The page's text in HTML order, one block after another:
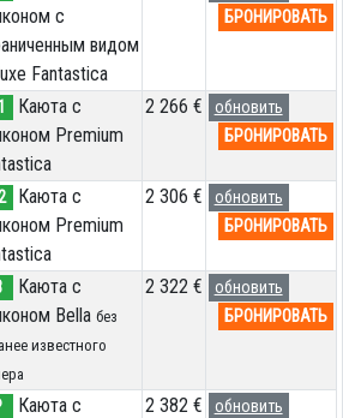
c
видом
Fantastica
БРОНИРОВАТЬ
Каюта с
Premium
2 266 €
обновить
БРОНИРОВАТЬ
Каюта с
Premium
2 306 €
обновить
БРОНИРОВАТЬ
Каюта с
Bella без
известного
2 322 €
обновить
БРОНИРОВАТЬ
Каюта с
2 382 €
обновить